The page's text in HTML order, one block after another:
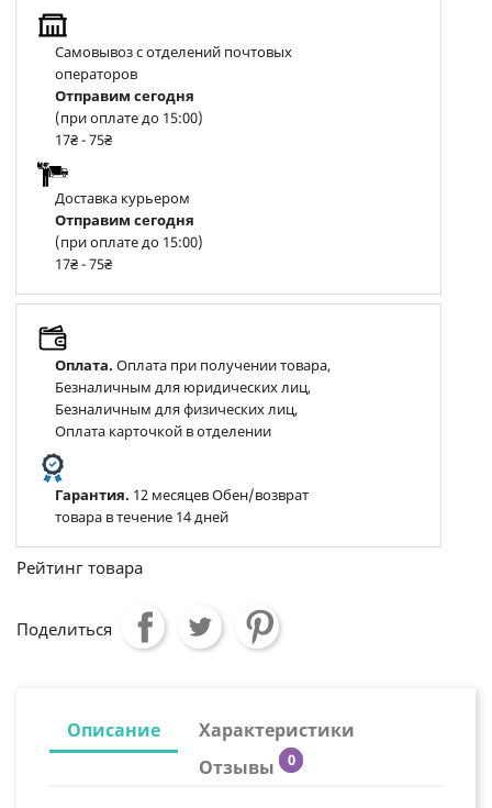
Самовывоз с отделений почтовых
операторов
Отправим сегодня
(при оплате до 15:00)
17₴ - 75₴
Доставка курьером
Отправим сегодня
(при оплате до 15:00)
17₴ - 75₴
Оплата. Оплата при получении товара,
Безналичным для юридических лиц,
Безналичным для физических лиц,
Оплата карточкой в отделении
Гарантия. 12 месяцев Обен/возврат
товара в течение 14 дней
Рейтинг товара
Поделиться
Описание
Характеристики
Отзывы
0